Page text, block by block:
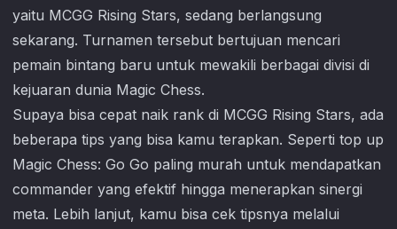
yaitu MCGG Rising Stars, sedang berlangsung
sekarang. Turnamen tersebut bertujuan mencari
pemain bintang baru untuk mewakili berbagai divisi di
kejuaran dunia Magic Chess.
Supaya bisa cepat naik rank di MCGG Rising Stars, ada
beberapa tips yang bisa kamu terapkan. Seperti top up
Magic Chess: Go Go paling murah untuk mendapatkan
commander yang efektif hingga menerapkan sinergi
meta. Lebih lanjut, kamu bisa cek tipsnya melalui